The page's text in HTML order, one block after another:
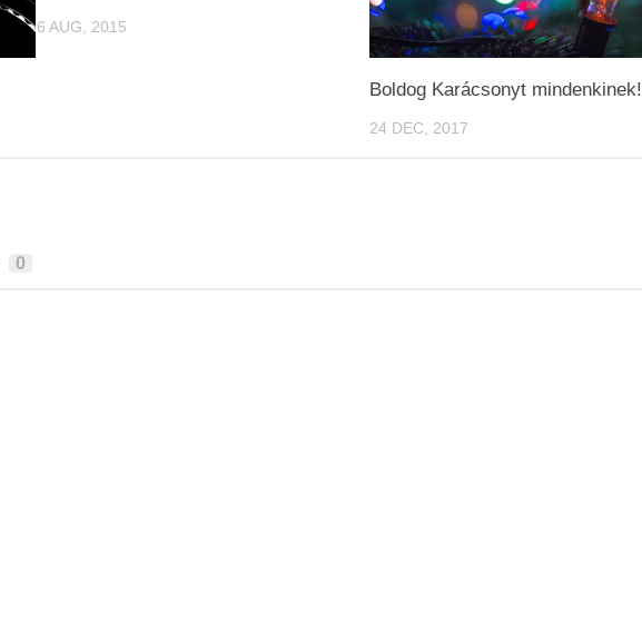
6 AUG, 2015
Boldog Karácsonyt mindenkinek!
24 DEC, 2017
0